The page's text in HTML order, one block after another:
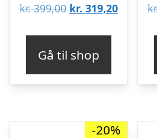
kr.399,00 Den
var:
kr. 399,00.
kr. 319,20Den
kr.
Gå til shop
-20%